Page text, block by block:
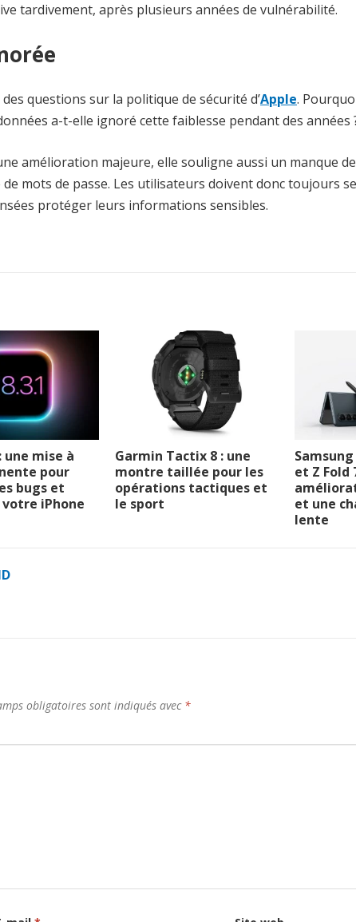
tardivement, après plusieurs années de vulnérabilité.
questions sur la politique de sécurité d’Apple.
a-t-elle ignoré cette faiblesse pendant des années
amélioration majeure, elle souligne aussi un manque
mots de passe. Les utilisateurs doivent donc toujours
protéger leurs informations sensibles.
une mise à
pour
bugs et
iPhone
Garmin Tactix 8 : une
montre taillée pour les
opérations tactiques et
le sport
et Z Fold
et une
lente
obligatoires sont indiqués avec *